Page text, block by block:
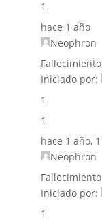
1
hace 1 año
Neophron
Iniciado por:
1
1
hace 1 año,
Neophron
Iniciado por:
1